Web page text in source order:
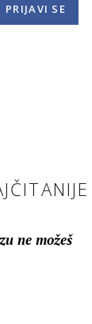
PRIJAVI SE
ne možeš